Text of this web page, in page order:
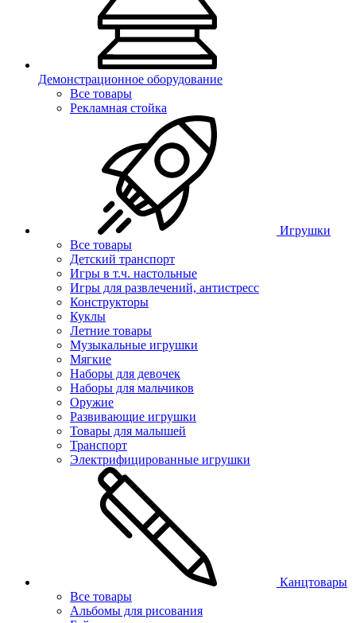
Демонстрационное оборудование
Все товары
Рекламная стойка
Игрушки
Все товары
Детский транспорт
Игры в т.ч. настольные
Игры для развлечений, антистресс
Конструкторы
Куклы
Летние товары
Музыкальные игрушки
Мягкие
Наборы для девочек
Наборы для мальчиков
Оружие
Развивающие игрушки
Товары для малышей
Транспорт
Электрифицированные игрушки
Канцтовары
Все товары
Альбомы для рисования